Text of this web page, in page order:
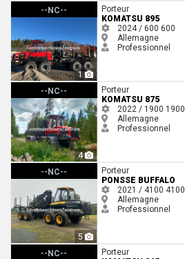
--NC--
1
Komatsu 895
Porteur
KOMATSU 895
2024 / 600 600
Allemagne
Professionnel
--NC--
4
Komatsu 875
Porteur
KOMATSU 875
2022 / 1900 1900
Allemagne
Professionnel
--NC--
5
Ponsse Buffalo
Porteur
PONSSE BUFFALO
2021 / 4100 4100
Allemagne
Professionnel
--NC--
Komatsu 845
Porteur